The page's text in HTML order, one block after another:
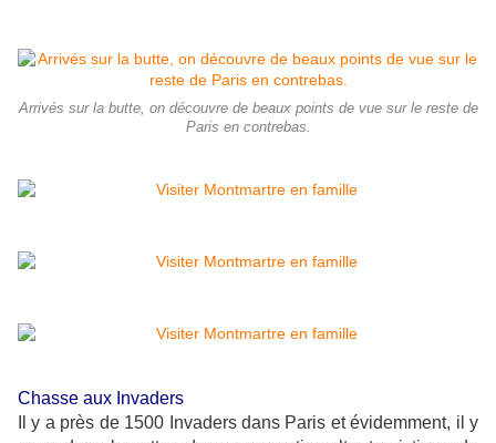
Arrivés sur la butte, on découvre de beaux points de vue sur le reste de
Paris en contrebas.
Chasse aux Invaders
Il y a près de 1500 Invaders dans Paris et évidemment, il y